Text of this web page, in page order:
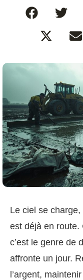
Le ciel se charge,
est déjà en route.
c’est le genre de
affronte un jour.
l’argent,